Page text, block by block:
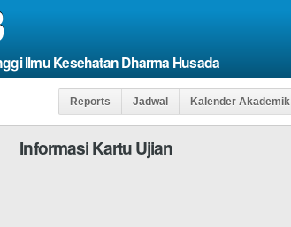
Ilmu Kesehatan Dharma Husada
Reports Jadwal Kalender Akademik
Kartu Ujian